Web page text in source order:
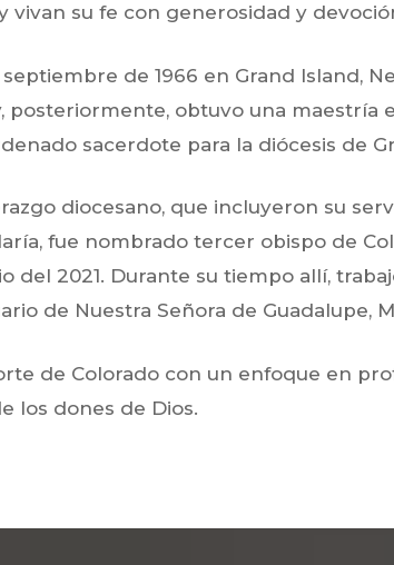
vivan su fe con generosidad y
de 1966 en Grand Island,
posteriormente, obtuvo una maestría
sacerdote para la diócesis de
diocesano, que incluyeron su
fue nombrado tercer obispo de
del 2021. Durante su tiempo allí,
de Nuestra Señora de Guadalupe,
de Colorado con un enfoque en
los dones de Dios.